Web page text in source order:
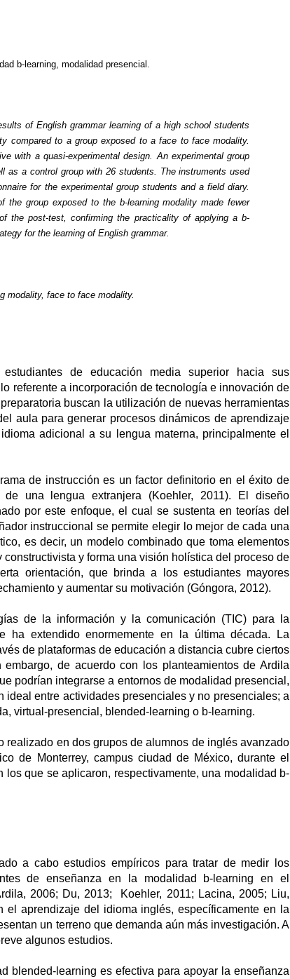
b-learning, modalidad presencial.
of English grammar learning of a high school students
compared to a group exposed to aface to facemodality.
with a quasi-experimental design.
An experimental group
as a control group with 26 students. The instruments used
for the experimental group students and a field diary.
the group exposed to the b-learning modality made fewer
the post-test, confirming the practicality of applying a b-
for the learning of English grammar.
modality, face to facemodality.
de educación media superior hacia sus
referente a incorporación de tecnología e innovación de
buscan la utilización de nuevas herramientas
aula para generar procesos dinámicos de aprendizaje
adicional a su lengua materna, principalmente el
de instrucción es un factor definitorio en el éxito de
una lengua extranjera (Koehler, 2011). El diseño
por este enfoque, el cual se sustenta en teorías del
instruccional se permite elegir lo mejor de cada una
es decir, un modelo combinado que toma elementos
y forma una visión holística del proceso de
orientación, que brinda a los estudiantes mayores
y aumentar su motivación (Góngora, 2012).
de la información y la comunicación (TIC) para la
ha extendido enormemente en la última década. La
de plataformas de educación a distancia cubre ciertos
de acuerdo con los planteamientos de Ardila
podrían integrarse a entornos de modalidad presencial,
entre actividades presenciales y no presenciales; a
virtual-presencial, blended-learning o b-learning.
realizado en dos grupos de alumnos de inglés avanzado
de Monterrey, campus ciudad de México, durante el
los que se aplicaron, respectivamente, una modalidad b-
a cabo estudios empíricos para tratar de medir los
de enseñanza en la modalidad b-learning en el
2006; Du, 2013;
Koehler, 2011; Lacina, 2005; Liu,
el aprendizaje del idioma inglés, específicamente en la
un terreno que demanda aún más investigación. A
algunos estudios.
blended-learning es efectiva para apoyar la enseñanza